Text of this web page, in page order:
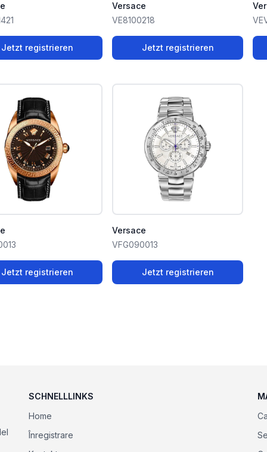
Jetzt registrieren
Versace
VE8100218
Jetzt registrieren
Jetzt registrieren
Versace
VFG090013
Jetzt registrieren
SCHNELLLINKS
Home
Înregistrare